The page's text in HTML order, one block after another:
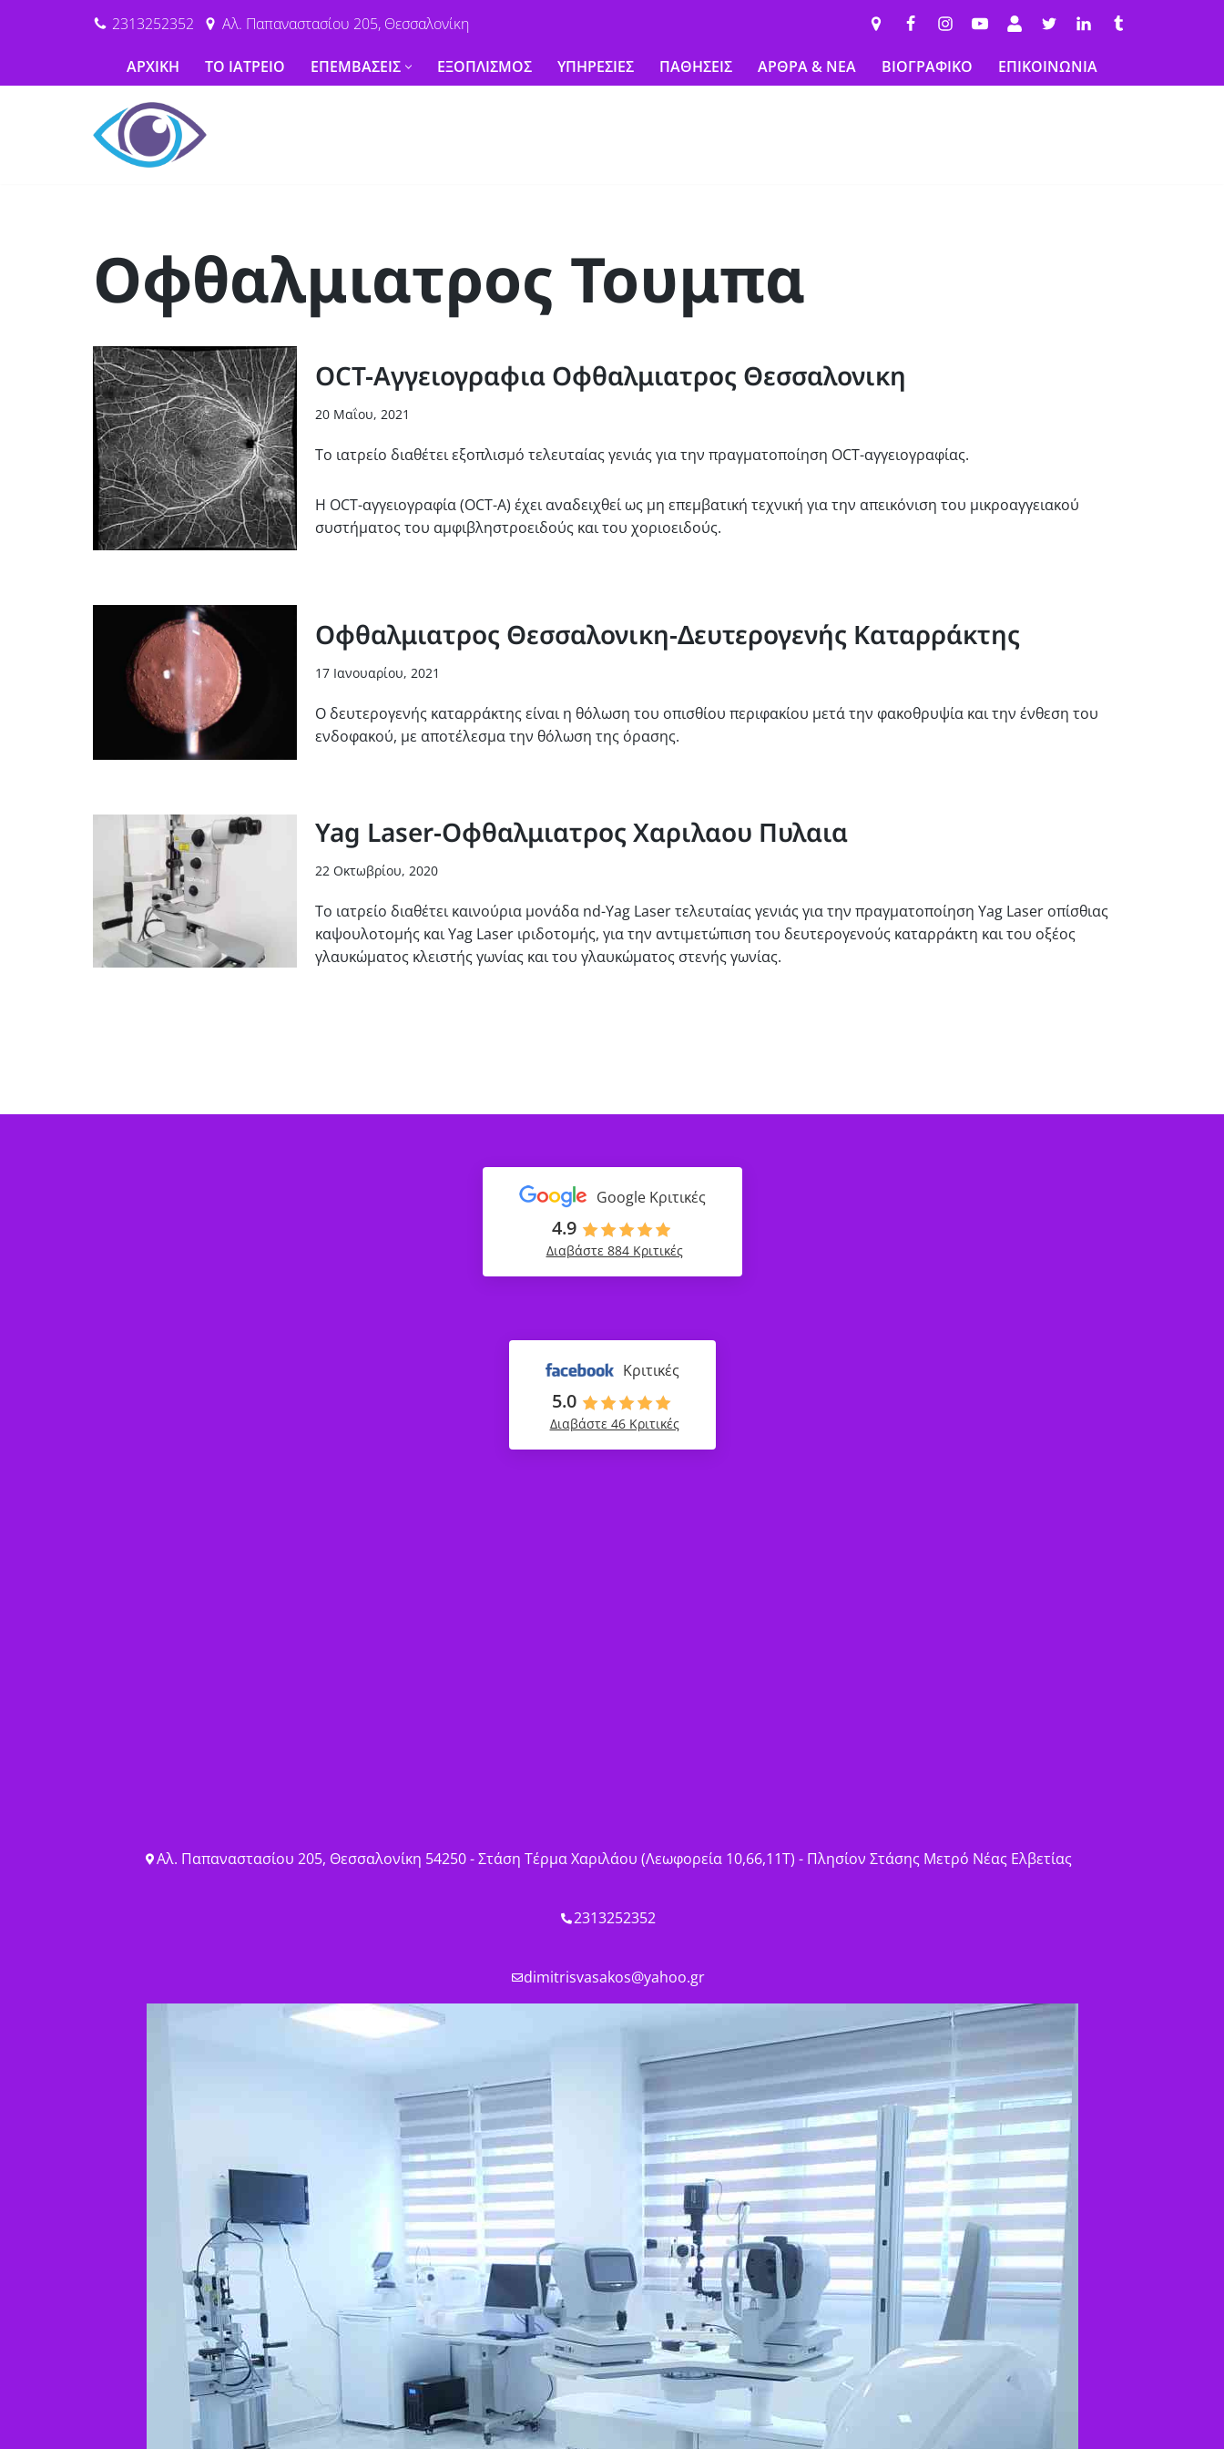
2313252352 Αλ. Παπαναστασίου 205, Θεσσαλονίκη
ΑΡΧΙΚΗ ΤΟ ΙΑΤΡΕΙΟ ΕΠΕΜΒΑΣΕΙΣ ΕΞΟΠΛΙΣΜΟΣ ΥΠΗΡΕΣΙΕΣ ΠΑΘΗΣΕΙΣ ΑΡΘΡΑ & ΝΕΑ ΒΙΟΓΡΑΦΙΚΟ ΕΠΙΚΟΙΝΩΝΙΑ
Οφθαλμιατρος Τουμπα
OCT-Αγγειογραφια Οφθαλμιατρος Θεσσαλονικη
20 Μαΐου, 2021
Το ιατρείο διαθέτει εξοπλισμό τελευταίας γενιάς για την πραγματοποίηση OCT-αγγειογραφίας.
Η OCT-αγγειογραφία (OCT-A) έχει αναδειχθεί ως μη επεμβατική τεχνική για την απεικόνιση του μικροαγγειακού
συστήματος του αμφιβληστροειδούς και του χοριοειδούς.
Οφθαλμιατρος Θεσσαλονικη-Δευτερογενής Καταρράκτης
17 Ιανουαρίου, 2021
Ο δευτερογενής καταρράκτης είναι η θόλωση του οπισθίου περιφακίου μετά την φακοθρυψία και την ένθεση του
ενδοφακού, με αποτέλεσμα την θόλωση της όρασης.
Yag Laser-Οφθαλμιατρος Χαριλαου Πυλαια
22 Οκτωβρίου, 2020
Το ιατρείο διαθέτει καινούρια μονάδα nd-Yag Laser τελευταίας γενιάς για την πραγματοποίηση Yag Laser οπίσθιας
καψουλοτομής και Yag Laser ιριδοτομής, για την αντιμετώπιση του δευτερογενούς καταρράκτη και του οξέος
γλαυκώματος κλειστής γωνίας και του γλαυκώματος στενής γωνίας.
Google Κριτικές
4.9
Διαβάστε 884 Κριτικές
Κριτικές
5.0
Διαβάστε 46 Κριτικές
Αλ. Παπαναστασίου 205, Θεσσαλονίκη 54250 - Στάση Τέρμα Χαριλάου (Λεωφορεία 10,66,11Τ) - Πλησίον Στάσης Μετρό Νέας Ελβετίας
2313252352
dimitrisvasakos@yahoo.gr